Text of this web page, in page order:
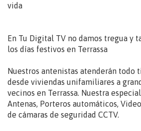
vida
En Tu Digital TV no damos tregua y
los días festivos en Terrassa
Nuestros antenistas atenderán todo
desde viviendas unifamiliares a
vecinos en Terrassa. Nuestra
Antenas, Porteros automáticos,
de cámaras de seguridad CCTV.